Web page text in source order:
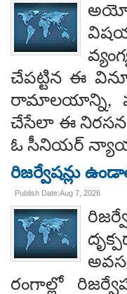
చేపట్టిన ఈ
రామాలయాన్ని,
చేసేలా ఈ నిరసన
ఓ సీనియర్
రిజర్వేషన్లు
Publish Date:Aug 7, 2026
రంగాల్లో